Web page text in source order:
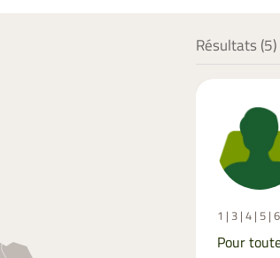
Résultats (5)
1 | 3 | 4 | 5 |
Pour